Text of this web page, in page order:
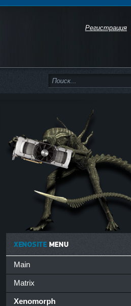
Регистрация
XENOSITEMENU
Main
Matrix
Xenomorph